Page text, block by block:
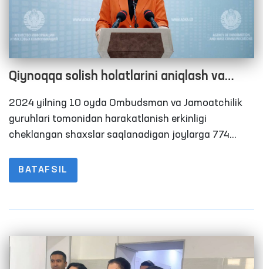
Qiynoqqa solish holatlarini aniqlash va
oldini olish yuzasidan Oliy Majlisning Inson
huquqlari bo‘yicha vakili (ombudsman)
tomonidan 2024 yilning o‘n oyida amalga
2024 yilning 10 oyda Ombudsman va Jamoatchilik
guruhlari tomonidan harakatlanish erkinligi
cheklangan shaxslar saqlanadigan joylarga 774
2023-yilning 10 oyida ushbu ko‘rsatkich 468 tani
tashkil etgan edi.
BATAFSIL